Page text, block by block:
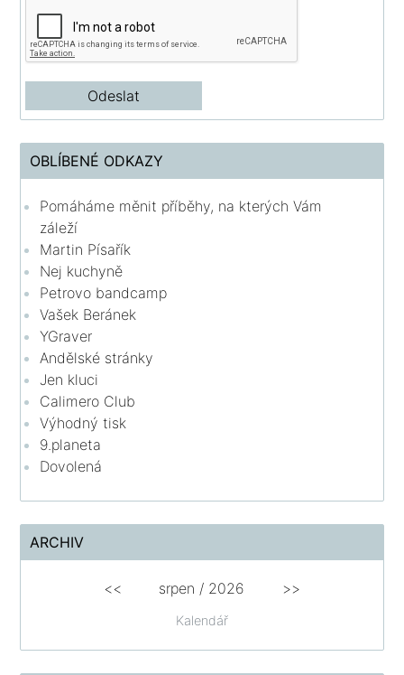
OBLÍBENÉ ODKAZY
Pomáháme měnit příběhy, na kterých Vám
záleží
Martin Písařík
Nej kuchyně
Petrovo bandcamp
Vašek Beránek
YGraver
Andělské stránky
Jen kluci
Calimero Club
Výhodný tisk
9.planeta
Dovolená
ARCHIV
Kalendář
<< srpen / 2026 >>